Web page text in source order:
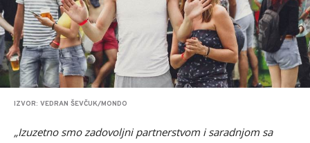
IZVOR: VEDRAN ŠEVČUK/MONDO
„Izuzetno smo zadovoljni partnerstvom i saradnjom sa